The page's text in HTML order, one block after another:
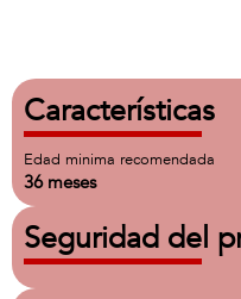
Características
Edad minima recomendada
36 meses
Seguridad del